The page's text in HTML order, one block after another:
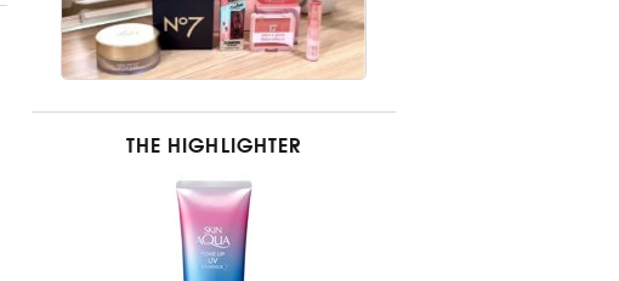
THE HIGHLIGHTER